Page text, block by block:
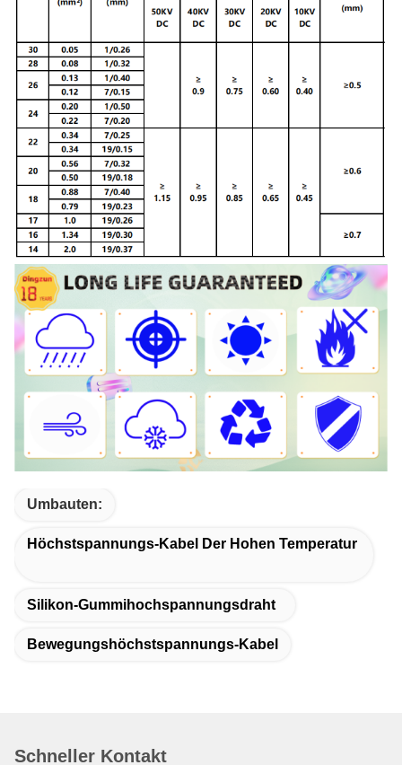
Umbauten:
Höchstspannungs-Kabel Der Hohen Temperatur
Silikon-Gummihochspannungsdraht
Bewegungshöchstspannungs-Kabel
Schneller Kontakt